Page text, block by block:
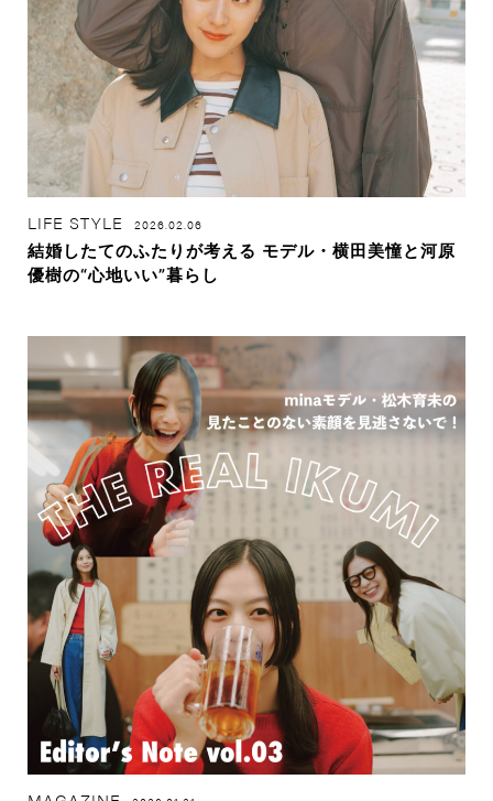
LIFE STYLE 2026.02.06
結婚したてのふたりが考える モデル・横田美憧と河原
優樹の“心地いい”暮らし